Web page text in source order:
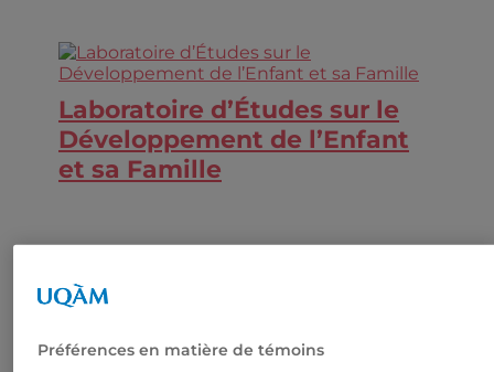
Laboratoire d’Études sur le
Développement de l’Enfant
et sa Famille
Préférences en matière de témoins